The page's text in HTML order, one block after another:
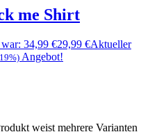
me Shirt
34,99 €29,99 €Aktueller
Angebot!
weist mehrere Varianten